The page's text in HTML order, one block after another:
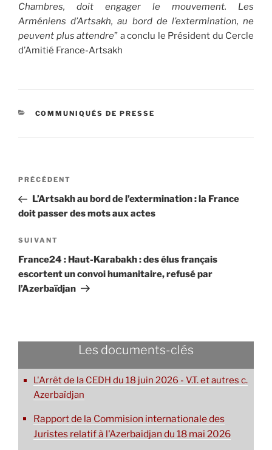
Chambres, doit engager le mouvement. Les
Arméniens d’Artsakh, au bord de l’extermination, ne
peuvent plus attendre” a conclu le Président du Cercle
d’Amitié France-Artsakh
CATÉGORIES
COMMUNIQUÉS DE PRESSE
Navigation
l’article
Article
précédent
PRÉCÉDENT
L’Artsakh au bord de l’extermination : la France
doit passer des mots aux actes
Article
suivant
SUIVANT
France24 : Haut-Karabakh : des élus français
escortent un convoi humanitaire, refusé par
l’Azerbaïdjan
Les documents-clés
L'Arrêt de la CEDH du 18 juin 2026 - V.T. et autres c.
Azerbaïdjan
Rapport de la Commision internationale des
Juristes relatif à l'Azerbaidjan du 18 mai 2026